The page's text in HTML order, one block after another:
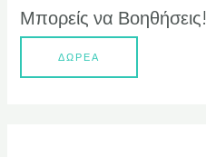
Μπορείς να Βοηθήσεις!
ΔΩΡΕΑ